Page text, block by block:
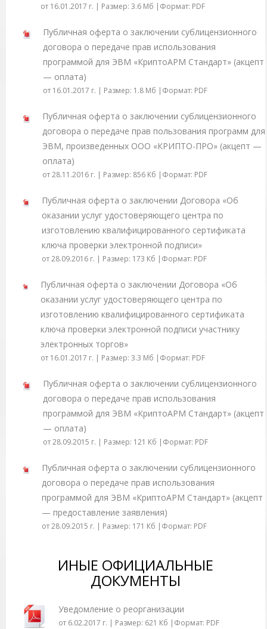
от 16.01.2017 г. | Размер: 3.6 Мб |Формат: PDF
Публичная оферта о заключении сублицензионного
договора о передаче прав использования
программой для ЭВМ «КриптоАРМ Стандарт» (акцепт
— оплата)
от 16.01.2017 г. | Размер: 1.8 Мб |Формат: PDF
Публичная оферта о заключении сублицензионного
договора о передаче прав пользования программ для
ЭВМ, произведенных ООО «КРИПТО-ПРО» (акцепт —
оплата)
от 28.11.2016 г. | Размер: 856 Кб |Формат: PDF
Публичная оферта о заключении Договора «Об
оказании услуг удостоверяющего центра по
изготовлению квалифицированного сертификата
ключа проверки электронной подписи»
от 28.09.2016 г. | Размер: 173 Кб |Формат: PDF
Публичная оферта о заключении Договора «Об
оказании услуг удостоверяющего центра по
изготовлению квалифицированного сертификата
ключа проверки электронной подписи участнику
электронных торгов»
от 16.01.2017 г. | Размер: 3.3 Мб |Формат: PDF
Публичная оферта о заключении сублицензионного
договора о передаче прав использования
программой для ЭВМ «КриптоАРМ Стандарт» (акцепт
— оплата)
от 28.09.2015 г. | Размер: 121 Кб |Формат: PDF
Публичная оферта о заключении сублицензионного
договора о передаче прав использования
программой для ЭВМ «КриптоАРМ Стандарт» (акцепт
— предоставление заявления)
от 28.09.2015 г. | Размер: 171 Кб |Формат: PDF
ИНЫЕ ОФИЦИАЛЬНЫЕ
ДОКУМЕНТЫ
Уведомление о реорганизации
от 6.02.2017 г. | Размер: 621 Кб |Формат: PDF